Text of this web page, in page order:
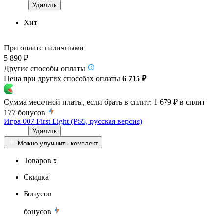
Удалить
Хит
При оплате наличными
5 890 ₽
Другие способы оплаты
Цена при других способах оплаты 6 715 ₽
Сумма месячной платы, если брать в сплит: 1 679 ₽ в сплит
177 бонусов
Игра 007 First Light (PS5, русская версия)
Удалить
Можно улучшить комплект
Товаров x
Скидка
Бонусов
бонусов